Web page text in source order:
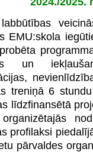
EMU:skola
un
treniņā 6
līdzfinansētā
organizētajās
profilaksi
pārvaldes